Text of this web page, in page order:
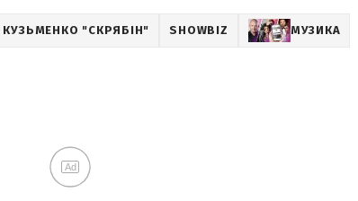
КУЗЬМЕНКО "СКРЯБІН" SHOWBIZ МУЗИКА
Ad